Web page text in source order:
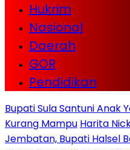
Hukrim
Nasional
Daerah
GOR
Pendidikan
Bupati Sula Santuni Anak
Kurang Mampu Harita
Jembatan, Bupati Halsel